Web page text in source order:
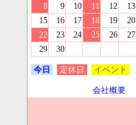
8
9 10 11 12 13
15
16 17 18 19 20
22
23 24 25 26 27
29
30
今日 定休日 イベント
会社概要